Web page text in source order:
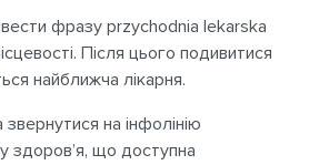
фразу przychodnia lekarska
Після цього подивитися
найближча лікарня.
на інфолінію
здоров’я, що доступна